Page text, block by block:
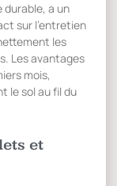
durable, a un
sur l’entretien
les
Les avantages
mois,
le sol au fil du
et